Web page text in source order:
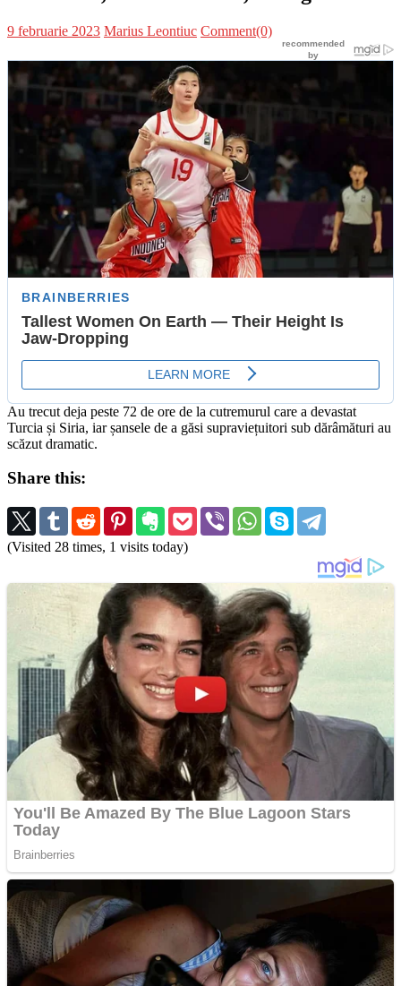
Posted
9 februarie 2023 Author
Marius Leontiuc Comment(0)
Au trecut deja peste 72 de ore de la cutremurul care a devastat
Turcia și Siria, iar șansele de a găsi supraviețuitori sub dărâmături au
scăzut dramatic.
Share this:
(Visited 28 times, 1 visits today)